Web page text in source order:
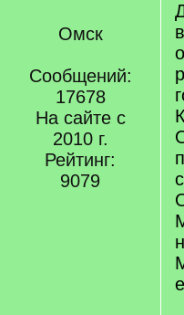
Омск
Сообщений:
17678
На сайте с
2010 г.
Рейтинг:
9079